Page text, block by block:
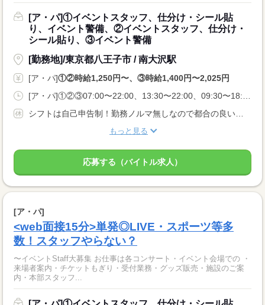
[ア・パ]①イベントスタッフ、仕分け・シール貼
り、イベント警備、②イベントスタッフ、仕分け・
シール貼り、③イベント警備
[勤務地]/東京都八王子市 / 南大沢駅
[ア・パ]①②時給1,250円〜、③時給1,400円〜2,025円
[ア・パ]①②③07:00〜22:00、13:30〜22:00、09:30〜18:00
シフトは自己申告制！勤務ノルマ無しなので都合の良い日に勤務ができます！休日設定も自由！
もっと見る
応募する（バイトル求人）
[ア・パ]
<web面接15分>単発◎LIVE・スポーツ等多
数！スタッフやらない？
〜イベントStaff大募集 お仕事は各コンサート・イベント会場での ・
来場者案内・チケットもぎり・受付業務・グッズ販売・施設のご案
内・本部スタッフ...